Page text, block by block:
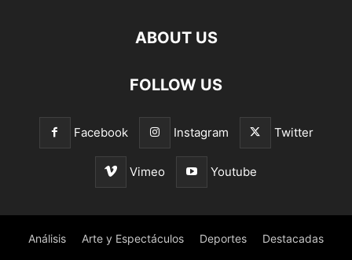
ABOUT US
FOLLOW US
Facebook Instagram Twitter
Vimeo Youtube
Análisis Arte y Espectáculos Deportes Destacadas